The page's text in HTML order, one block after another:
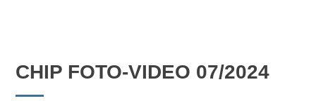
CHIP FOTO-VIDEO 07/2024